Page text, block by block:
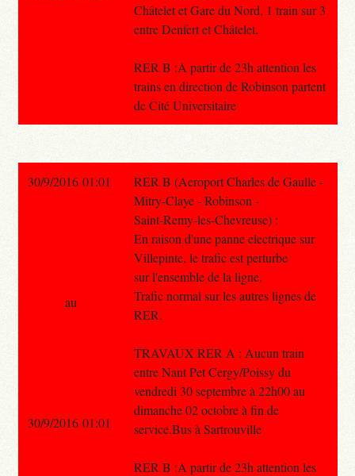
Châtelet et Gare du Nord, 1 train sur 3
entre Denfert et Châtelet.
RER B :A partir de 23h attention les
trains en direction de Robinson partent
de Cité Universitaire
30/9/2016 01:01
RER B (Aeroport Charles de Gaulle -
Mitry-Claye - Robinson -
Saint-Remy-les-Chevreuse) :
En raison d'une panne electrique sur
Villepinte, le trafic est perturbe
sur l'ensemble de la ligne.
Trafic normal sur les autres lignes de
RER.
TRAVAUX RER A : Aucun train
entre Nant Pet Cergy/Poissy du
vendredi 30 septembre à 22h00 au
dimanche 02 octobre à fin de
service.Bus à Sartrouville
RER B :A partir de 23h attention les
au
30/9/2016 01:01